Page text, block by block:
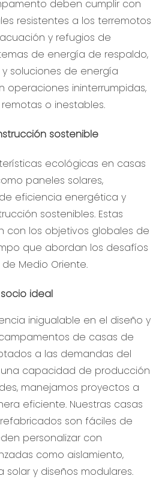
deben cumplir con
resistentes a los terremotos
y refugios de
de energía de respaldo,
soluciones de energía
operaciones ininterrumpidas,
o inestables.
sostenible
ecológicas en casas
paneles solares,
eficiencia energética y
sostenibles. Estas
con los objetivos globales de
que abordan los desafíos
Medio Oriente.
ideal
inigualable en el diseño y
de casas de
a las demandas del
una capacidad de producción
manejamos proyectos a
eficiente. Nuestras casas
son fáciles de
personalizar con
como aislamiento,
solar y diseños modulares.